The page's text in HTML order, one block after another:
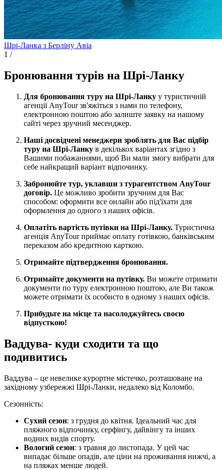
Шрі-Ланка з Берліну Авіа
1 /
Бронювання турів на Шрі-Ланку
Для бронювання туру на Шрі-Ланку у туристичній
агенції AnyTour зв'яжіться з нами по телефону,
електронною поштою або залиште заявку на нашому
сайті через зручний месенджер.
Наші досвідчені менеджери зроблять для Вас підбір
туру на Шрі-Ланку в декількох варіантах згідно з
Вашими побажаннями, щоб Ви мали змогу вибрати для
себе найкращий варіант відпочинку.
Забронюйте тур, уклавши з турагентством AnyTour
договір. Це можливо зробити зручним для Вас
способом: оформити все онлайн або під'їхати для
оформлення до одного з наших офісів.
Оплатіть вартість путівки на Шрі-Ланку. Туристична
агенція AnyTour приймає оплату готівкою, банківським
переказом або кредитною карткою.
Отримайте підтвердження бронювання.
Отримайте документи на путівку. Ви можете отримати
документи по туру електронною поштою, але Ви також
можете отримати їх особисто в одному з наших офісів.
Прибудьте на місце та насолоджуйтесь своєю
відпусткою!
Ваддува- куди сходити та що
подивитись
Ваддува – це невелике курортне містечко, розташоване на
західному узбережжі Шрі-Ланки, недалеко від Коломбо.
Сезонність:
Сухий сезон: з грудня до квітня. Ідеальний час для
пляжного відпочинку, серфінгу, дайвінгу та інших
водних видів спорту.
Вологий сезон: з травня до листопада. У цей час
випадає більше опадів, але ціни на проживання нижчі, а
на пляжах менше людей.